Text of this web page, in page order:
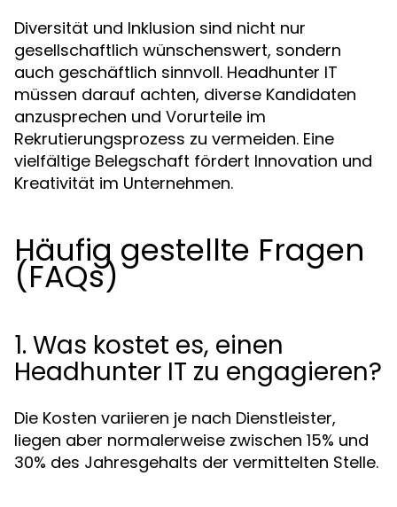
Diversität und Inklusion sind nicht nur
gesellschaftlich wünschenswert, sondern
auch geschäftlich sinnvoll. Headhunter IT
müssen darauf achten, diverse Kandidaten
anzusprechen und Vorurteile im
Rekrutierungsprozess zu vermeiden. Eine
vielfältige Belegschaft fördert Innovation und
Kreativität im Unternehmen.
Häufig gestellte Fragen
(FAQs)
1. Was kostet es, einen
Headhunter IT zu engagieren?
Die Kosten variieren je nach Dienstleister,
liegen aber normalerweise zwischen 15% und
30% des Jahresgehalts der vermittelten Stelle.